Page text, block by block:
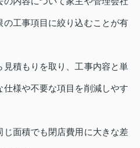
の工事項目に絞り込むことが有
見積もりを取り、工事内容と単
様や不要な項目を削減しやす
じ面積でも閉店費用に大きな差